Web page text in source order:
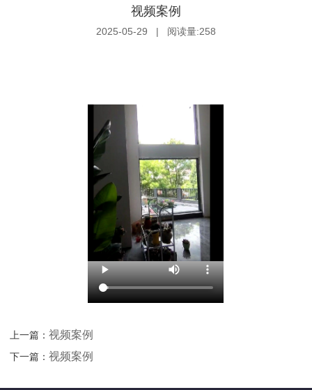
视频案例
2025-05-29 | 阅读量:258
上一篇：视频案例
下一篇：视频案例